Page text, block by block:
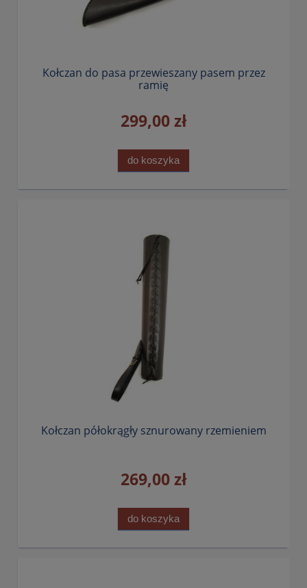
Kołczan do pasa przewieszany pasem przez
ramię
299,00 zł
do koszyka
Kołczan półokrągły sznurowany rzemieniem
269,00 zł
do koszyka